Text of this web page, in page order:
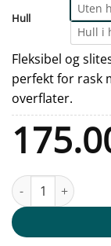
Hull
Uten
Hull i
Fleksibel og
perfekt for rask
overflater.
Maks bredde skilt